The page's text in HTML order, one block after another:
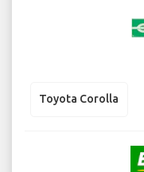
Toyota Corolla